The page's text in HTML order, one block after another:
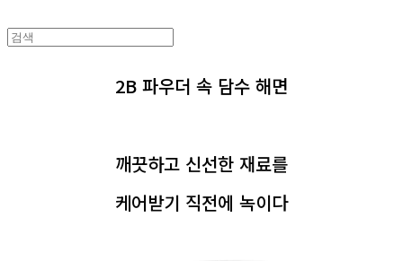
2B 파우더 속 담수 해면
깨끗하고 신선한 재료를
케어받기 직전에 녹이다